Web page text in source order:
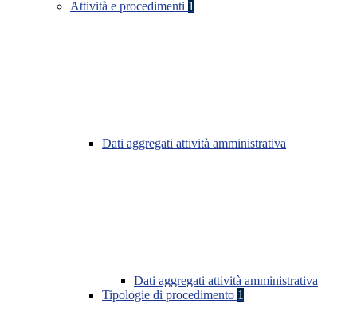
Attività e procedimenti 1
Dati aggregati attività amministrativa
Dati aggregati attività amministrativa
Tipologie di procedimento 1